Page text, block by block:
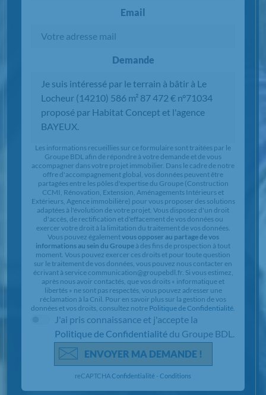
Email
Demande
Les informations recueillies sur ce formulaire sont traitées par le
Groupe BDL afin de répondre à votre demande et de vous
accompagner dans votre projet immobilier. Dans le cadre de notre
offre d'accompagnement global, vos données peuvent être
partagées entre les pôles d'expertise du Groupe (Construction
CCMI, Rénovation, Extension, Aménagements Intérieurs et
Extérieurs, Agence immobilière) pour vous proposer des solutions
adaptées à l'évolution de votre projet. Vous disposez d'un droit
d'accès, de rectification et d'effacement de vos données ou
exercer votre droit à la limitation du traitement de vos données.
Vous pouvez égalementvous opposer au partage de vos
informations au sein du Groupe à des fins de prospection à tout
moment. Vous pouvez exercer ces droits et pour toute question
sur le traitement de vos données, vous pouvez nous contacter en
écrivant à service communication@groupebdl.fr. Si vous estimez,
après nous avoir contactés, que vos droits « informatique et
libertés » ne sont pas respectés, vous pouvez adresser une
réclamation à la Cnil. Pour en savoir plus sur la gestion de vos
données et vos droits, consultez notre Politique de Confidentialité
J'ai pris connaissance et j'accepte la
Politique de Confidentialité du Groupe BDL.
ENVOYER MA DEMANDE !
reCAPTCHAConfidentialité - Conditions